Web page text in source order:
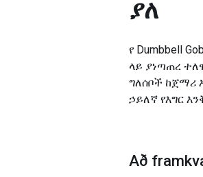
ያለ
የ Dumbbell
ላይ ያነጣጠረ
ግለሰቦች ከጀማሪ
ኃይለኛ የእግር
Að